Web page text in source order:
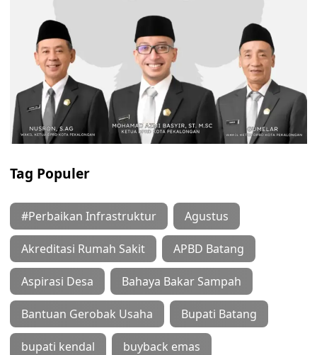
Tag Populer
#Perbaikan Infrastruktur Agustus
Akreditasi Rumah Sakit APBD Batang
Aspirasi Desa Bahaya Bakar Sampah
Bantuan Gerobak Usaha Bupati Batang
bupati kendal buyback emas